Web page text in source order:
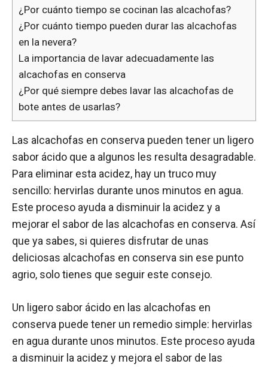
¿Por cuánto tiempo se cocinan las alcachofas?
¿Por cuánto tiempo pueden durar las alcachofas
en la nevera?
La importancia de lavar adecuadamente las
alcachofas en conserva
¿Por qué siempre debes lavar las alcachofas de
bote antes de usarlas?
Las alcachofas en conserva pueden tener un ligero
sabor ácido que a algunos les resulta desagradable.
Para eliminar esta acidez, hay un truco muy
sencillo: hervirlas durante unos minutos en agua.
Este proceso ayuda a disminuir la acidez y a
mejorar el sabor de las alcachofas en conserva. Así
que ya sabes, si quieres disfrutar de unas
deliciosas alcachofas en conserva sin ese punto
agrio, solo tienes que seguir este consejo.
Un ligero sabor ácido en las alcachofas en
conserva puede tener un remedio simple: hervirlas
en agua durante unos minutos. Este proceso ayuda
a disminuir la acidez y mejora el sabor de las